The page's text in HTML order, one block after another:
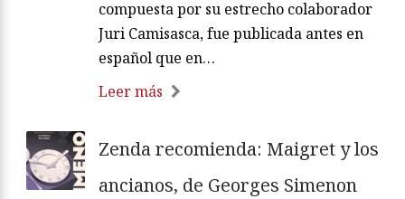
compuesta por su estrecho colaborador
Juri Camisasca, fue publicada antes en
español que en…
Leer más
Zenda recomienda: Maigret y los
ancianos, de Georges Simenon